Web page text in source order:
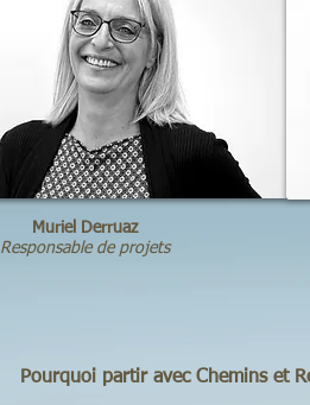
Muriel Derruaz
Responsable de projets
Pourquoi partir avec Chemins et